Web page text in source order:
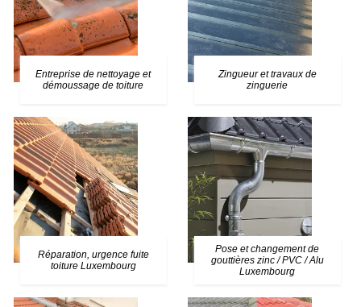
Entreprise de nettoyage et
démoussage de toiture
Zingueur et travaux de
zinguerie
Réparation, urgence fuite
toiture Luxembourg
Pose et changement de
gouttières zinc / PVC / Alu
Luxembourg